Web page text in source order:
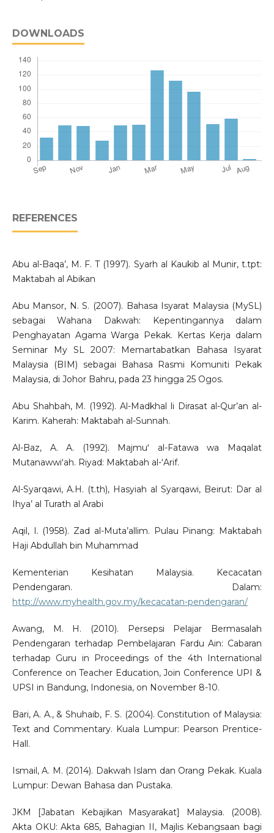
DOWNLOADS
REFERENCES
Abu al-Baqa’, M. F. T (1997). Syarh al Kaukib al Munir, t.tpt:
Maktabah al Abikan
Abu Mansor, N. S. (2007). Bahasa Isyarat Malaysia (MySL)
sebagai Wahana Dakwah: Kepentingannya dalam
Penghayatan Agama Warga Pekak. Kertas Kerja dalam
Seminar My SL 2007: Memartabatkan Bahasa Isyarat
Malaysia (BIM) sebagai Bahasa Rasmi Komuniti Pekak
Malaysia, di Johor Bahru, pada 23 hingga 25 Ogos.
Abu Shahbah, M. (1992). Al-Madkhal li Dirasat al-Qur’an al-
Karim. Kaherah: Maktabah al-Sunnah.
Al-Baz, A. A. (1992). Majmuʻ al-Fatawa wa Maqalat
Mutanawwiʻah. Riyad: Maktabah al-ʻArif.
Al-Syarqawi, A.H. (t.th), Hasyiah al Syarqawi, Beirut: Dar al
Ihya’ al Turath al Arabi
Aqil, I. (1958). Zad al-Muta’allim. Pulau Pinang: Maktabah
Haji Abdullah bin Muhammad
Kementerian Kesihatan Malaysia. Kecacatan
Pendengaran. Dalam:
http://www.myhealth.gov.my/kecacatan-pendengaran/
Awang, M. H. (2010). Persepsi Pelajar Bermasalah
Pendengaran terhadap Pembelajaran Fardu Ain: Cabaran
terhadap Guru in Proceedings of the 4th International
Conference on Teacher Education, Join Conference UPI &
UPSI in Bandung, Indonesia, on November 8-10.
Bari, A. A., & Shuhaib, F. S. (2004). Constitution of Malaysia:
Text and Commentary. Kuala Lumpur: Pearson Prentice-
Hall.
Ismail, A. M. (2014). Dakwah Islam dan Orang Pekak. Kuala
Lumpur: Dewan Bahasa dan Pustaka.
JKM [Jabatan Kebajikan Masyarakat] Malaysia. (2008).
Akta OKU: Akta 685, Bahagian II, Majlis Kebangsaan bagi